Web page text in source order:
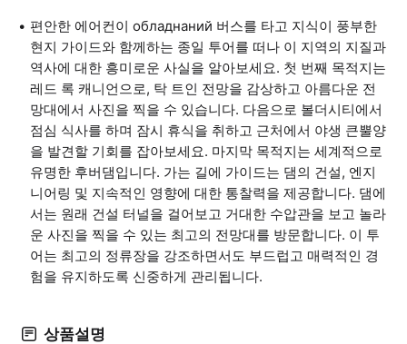
편안한 에어컨이 обладнаний 버스를 타고 지식이 풍부한
현지 가이드와 함께하는 종일 투어를 떠나 이 지역의 지질과
역사에 대한 흥미로운 사실을 알아보세요. 첫 번째 목적지는
레드 록 캐니언으로, 탁 트인 전망을 감상하고 아름다운 전
망대에서 사진을 찍을 수 있습니다. 다음으로 볼더시티에서
점심 식사를 하며 잠시 휴식을 취하고 근처에서 야생 큰뿔양
을 발견할 기회를 잡아보세요. 마지막 목적지는 세계적으로
유명한 후버댐입니다. 가는 길에 가이드는 댐의 건설, 엔지
니어링 및 지속적인 영향에 대한 통찰력을 제공합니다. 댐에
서는 원래 건설 터널을 걸어보고 거대한 수압관을 보고 놀라
운 사진을 찍을 수 있는 최고의 전망대를 방문합니다. 이 투
어는 최고의 정류장을 강조하면서도 부드럽고 매력적인 경
험을 유지하도록 신중하게 관리됩니다.
상품설명